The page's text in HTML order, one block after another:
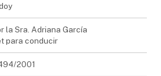
la Sra. Adriana García
para conducir
2001